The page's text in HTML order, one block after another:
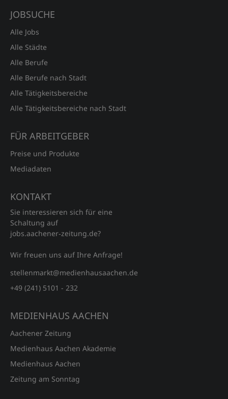
JOBSUCHE
Alle Jobs
Alle Städte
Alle Berufe
Alle Berufe nach Stadt
Alle Tätigkeitsbereiche
Alle Tätigkeitsbereiche nach Stadt
FÜR ARBEITGEBER
Preise und Produkte
Mediadaten
KONTAKT
Sie interessieren sich für eine
Schaltung auf
jobs.aachener‑zeitung.de?
Wir freuen uns auf Ihre Anfrage!
stellenmarkt@medienhausaachen.de
+49 (241) 5101 - 232
MEDIENHAUS AACHEN
Aachener Zeitung
Medienhaus Aachen Akademie
Medienhaus Aachen
Zeitung am Sonntag